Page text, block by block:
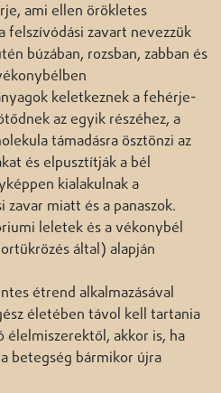
ami ellen örökletes
felszívódási zavart nevezzük
búzában, rozsban, zabban és
keletkeznek a fehérje-
az egyik részéhez, a
támadásra ösztönzi az
és elpusztítják a bél
kialakulnak a
miatt és a panaszok.
leletek és a vékonybél
által) alapján
étrend alkalmazásával
életében távol kell tartania
akkor is, ha
betegség bármikor újra